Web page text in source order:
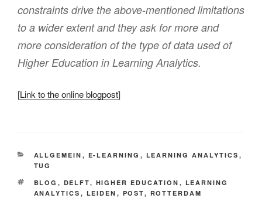
constraints drive the above-mentioned limitations
to a wider extent and they ask for more and
more consideration of the type of data used of
Higher Education in Learning Analytics.
[Link to the online blogpost]
KATEGORIEN
ALLGEMEIN , E-LEARNING , LEARNING ANALYTICS ,
TUG
SCHLAGWÖRTER
BLOG , DELFT, HIGHER EDUCATION , LEARNING
ANALYTICS , LEIDEN , POST, ROTTERDAM